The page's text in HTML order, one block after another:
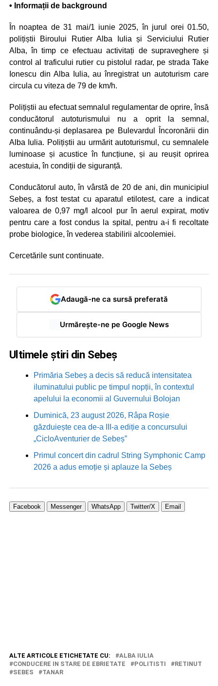
• Informații de background
În noaptea de 31 mai/1 iunie 2025, în jurul orei 01.50,
polițiștii Biroului Rutier Alba Iulia și Serviciului Rutier
Alba, în timp ce efectuau activitați de supraveghere și
control al traficului rutier cu pistolul radar, pe strada Take
Ionescu din Alba Iulia, au înregistrat un autoturism care
circula cu viteza de 79 de km/h.
Polițiștii au efectuat semnalul regulamentar de oprire, însă
conducătorul autoturismului nu a oprit la semnal,
continuându-și deplasarea pe Bulevardul Încoronării din
Alba Iulia. Polițiștii au urmărit autoturismul, cu semnalele
luminoase și acustice în funcțiune, și au reușit oprirea
acestuia, în condiții de siguranță.
Conducătorul auto, în vârstă de 20 de ani, din municipiul
Sebeș, a fost testat cu aparatul etilotest, care a indicat
valoarea de 0,97 mg/l alcool pur în aerul expirat, motiv
pentru care a fost condus la spital, pentru a-i fi recoltate
probe biologice, în vederea stabilirii alcoolemiei.
Cercetările sunt continuate.
Adaugă-ne ca sursă preferată
Urmărește-ne pe Google News
Ultimele știri din Sebeș
Primăria Sebeș a decis să reducă intensitatea
iluminatului public pe timpul nopții, în contextul
apelului la economii al Guvernului Bolojan
Duminică, 23 august 2026, Râpa Roșie
găzduiește cea de-a III-a ediție a concursului
„CicloAventurier de Sebeș”
Primul concert din cadrul String Symphonic Camp
2026 a adus emoție și aplauze la Sebeș
Facebook Messenger WhatsApp Twitter/X Email
ALTE ARTICOLE ETICHETATE CU:
ALBA IULIA
CONDUCERE IN STARE DE EBRIETATE
POLITISTI
RETINUT
SEBES
TANAR